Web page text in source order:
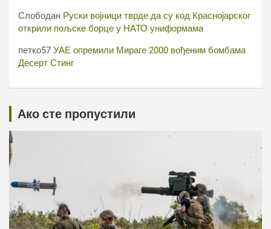
Слободан Руски војници тврде да су код Краснојарског
открили пољске борце у НАТО униформама
петко57 УАЕ опремили Мираге 2000 вођеним бомбама
Десерт Стинг
Ако сте пропустили